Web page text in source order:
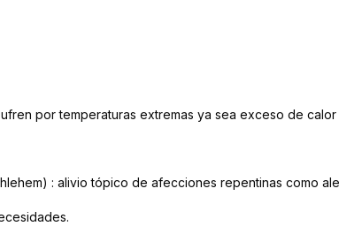
por temperaturas extremas ya sea exceso de
: alivio tópico de afecciones repentinas como